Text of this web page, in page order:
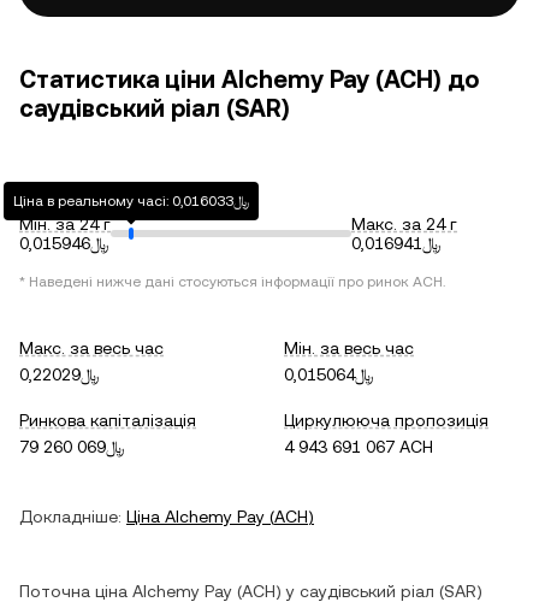
Статистика ціни Alchemy Pay (ACH) до
саудівський ріал (SAR)
Мін. за 24 г
﷼0,015946
Ціна в реальному часі: ﷼0,016033
Макс. за 24 г
﷼0,016941
* Наведені нижче дані стосуються інформації про ринок ACH.
Макс. за весь час
﷼0,22029
Мін. за весь час
﷼0,015064
Ринкова капіталізація
﷼79 260 069
Циркулююча пропозиція
4 943 691 067 ACH
Докладніше: Ціна Alchemy Pay (ACH)
Поточна ціна Alchemy Pay (ACH) у саудівський ріал (SAR)